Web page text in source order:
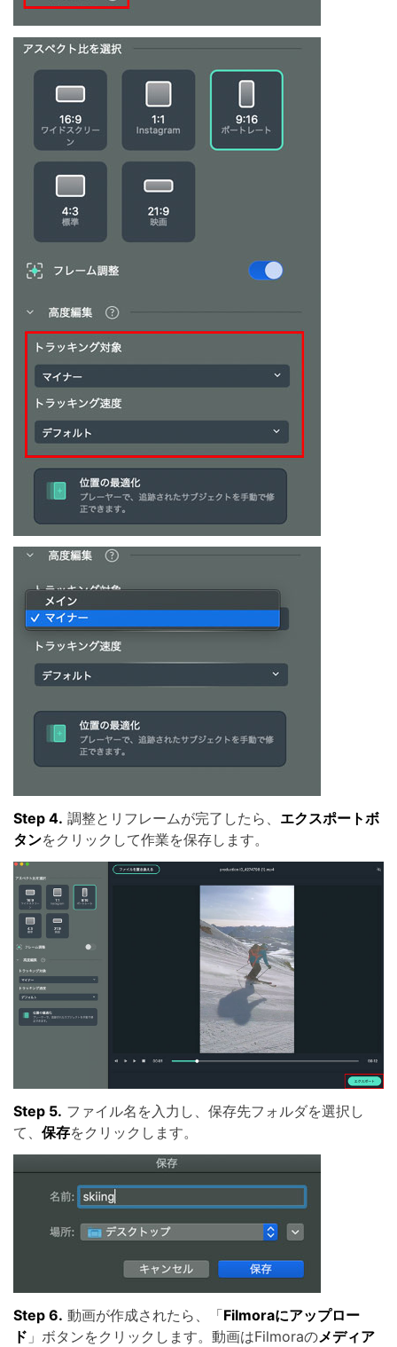
Step 4. 調整とリフレームが完了したら、 エクスポートボ
タンをクリックして作業を保存します。
Step 5. ファイル名を入力し、保存先フォルダを選択し
て、 保存をクリックします。
Step 6. 動画が作成されたら、「Filmoraにアップロー
ド 」ボタンをクリックします。動画はFilmoraのメディア